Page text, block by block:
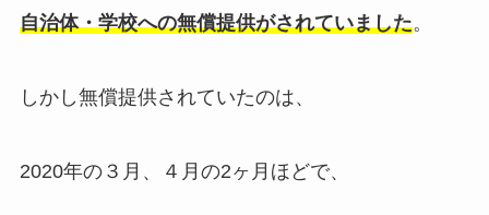
自治体・学校への無償提供がされていました。
しかし無償提供されていたのは、
2020年の３月、４月の2ヶ月ほどで、